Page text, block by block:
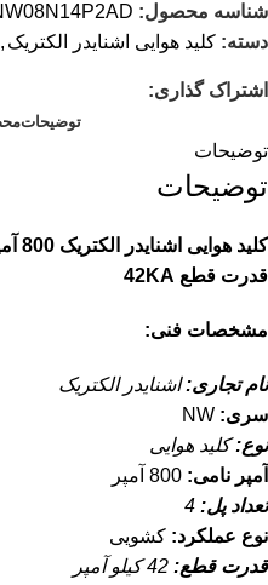
شناسه محصول:
دسته: کلید هوایی اشنایدر الکتریک ,
اشتراک گذاری:
توضیحات
توضیحات
توضیحات
قدرت قطع 42KA
مشخصات فنی:
نام تجاری:اشنایدر الکتریک
سری:
نوع:کلید هوایی
آمپر نامی:
تعداد پل:
نوع عملکرد: کشویی
قدرت قطع: